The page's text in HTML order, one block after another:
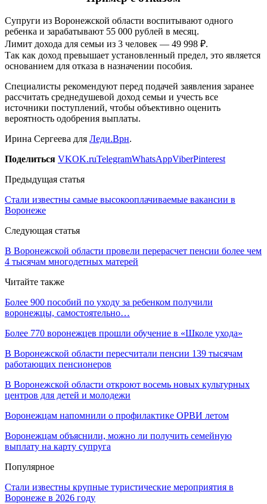
Супруги из Воронежской области воспитывают одного
ребенка и зарабатывают 55 000 рублей в месяц.
Лимит дохода для семьи из 3 человек — 49 998 ₽.
Так как доход превышает установленный предел, это является
основанием для отказа в назначении пособия.
Специалисты рекомендуют перед подачей заявления заранее
рассчитать среднедушевой доход семьи и учесть все
источники поступлений, чтобы объективно оценить
вероятность одобрения выплаты.
Ирина Сергеева для Леди.Врн.
Поделиться VKOK.ruTelegramWhatsAppViberPinterest
Предыдущая статья
Стали известны самые высокооплачиваемые вакансии в
Воронеже
Следующая статья
В Воронежской области провели перерасчет пенсии более чем
4 тысячам многодетных матерей
Читайте также
Более 900 пособий по уходу за ребенком получили
воронежцы, самостоятельно…
Более 770 воронежцев прошли обучение в «Школе ухода»
В Воронежской области пересчитали пенсии 139 тысячам
работающих пенсионеров
В Воронежской области откроют восемь новых культурных
центров для детей и молодежи
Воронежцам напомнили о профилактике ОРВИ летом
Воронежцам объяснили, можно ли получить семейную
выплату на карту супруга
Популярное
Стали известны крупные туристические мероприятия в
Воронеже в 2026 году